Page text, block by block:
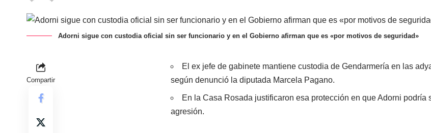
Adorni sigue con custodia oficial sin ser funcionario y en el Gobierno afirman que es «por motivos de seguridad»
Compartir
El ex jefe de gabinete mantiene custodia de Gendarmería en las
según denunció la diputada Marcela Pagano.
En la Casa Rosada justificaron esa protección en que Adorni podría
agresión.